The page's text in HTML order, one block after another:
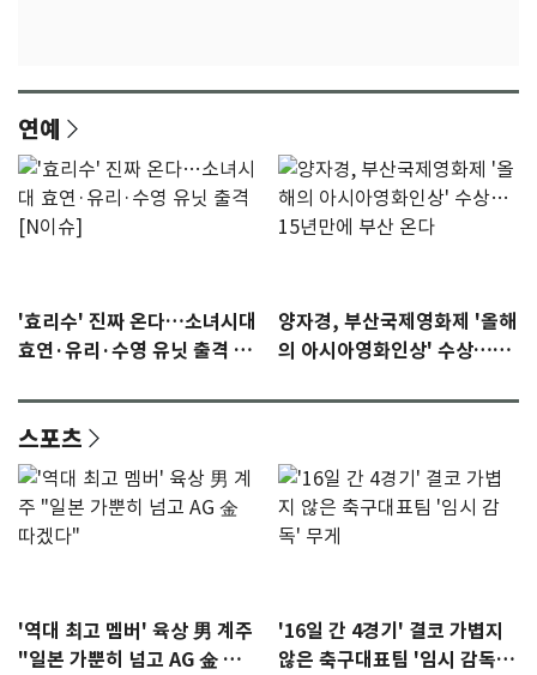
연예
'효리수' 진짜 온다…소녀시대
효연·유리·수영 유닛 출격 [N
양자경, 부산국제영화제 '올해
의 아시아영화인상' 수상…15
스포츠
'역대 최고 멤버' 육상 男 계주
"일본 가뿐히 넘고 AG 金 따겠
'16일 간 4경기' 결코 가볍지
않은 축구대표팀 '임시 감독'